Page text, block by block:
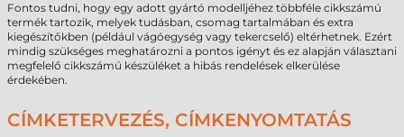
Fontos tudni, hogy egy adott gyártó modelljéhez többféle cikkszámú
termék tartozik, melyek tudásban, csomag tartalmában és extra
kiegészítőkben (például vágóegység vagy tekercselő) eltérhetnek. Ezért
mindig szükséges meghatározni a pontos igényt és ez alapján választani
megfelelő cikkszámú készüléket a hibás rendelések elkerülése
érdekében.
CÍMKETERVEZÉS, CÍMKENYOMTATÁS